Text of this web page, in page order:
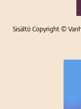
Sisältö Copyright ©